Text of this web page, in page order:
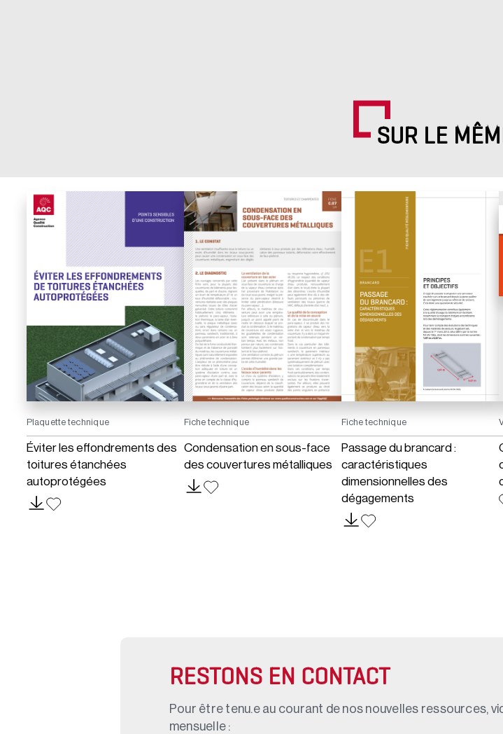
SUR LE
Plaquette technique
Éviter les effondrements des
toitures étanchées
autoprotégées
Fiche technique
Condensation en sous-face
des couvertures métalliques
Fiche technique
Passage du brancard :
caractéristiques
dimensionnelles des
dégagements
RESTONS EN CONTACT
Pour être tenu.e au courant de nos nouvelles ressources,
mensuelle :